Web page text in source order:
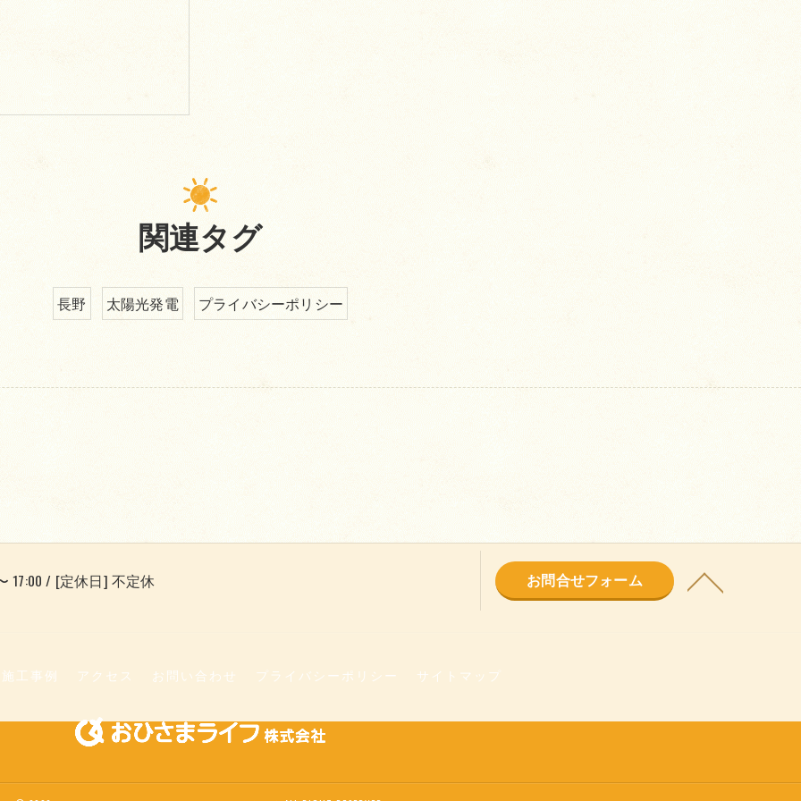
関連タグ
長野 太陽光発電 プライバシーポリシー
17:00 / [定休日] 不定休 お問合せフォーム
施工事例 アクセス お問い合わせ プライバシーポリシー サイトマップ